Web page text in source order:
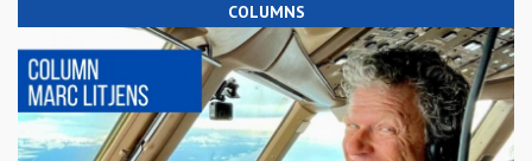
COLUMNS